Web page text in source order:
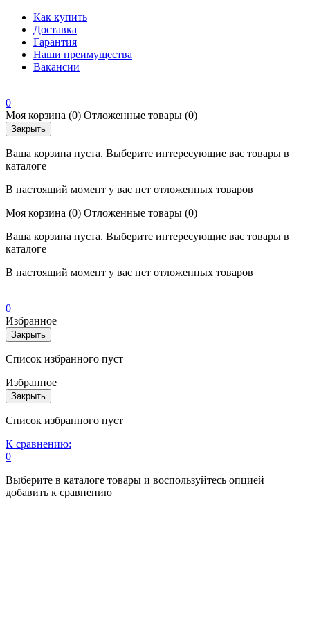
Как купить
Доставка
Гарантия
Наши преимущества
Вакансии
0
Моя корзина (0) Отложенные товары (0)
Закрыть
Ваша корзина пуста. Выберите интересующие вас товары в
каталоге
В настоящий момент у вас нет отложенных товаров
Моя корзина (0) Отложенные товары (0)
Ваша корзина пуста. Выберите интересующие вас товары в
каталоге
В настоящий момент у вас нет отложенных товаров
0
Избранное
Закрыть
Список избранного пуст
Избранное
Закрыть
Список избранного пуст
К сравнению:
0
Выберите в каталоге товары и воспользуйтесь опцией
добавить к сравнению